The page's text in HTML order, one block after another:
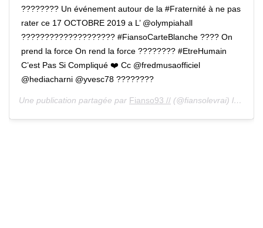
???????? Un événement autour de la #Fraternité à ne pas
rater ce 17 OCTOBRE 2019 a L’ @olympiahall
???????????????????? #FiansoCarteBlanche ???? On
prend la force On rend la force ???????? #EtreHumain
C’est Pas Si Compliqué ❤️ Cc @fredmusaofficiel
@hediacharni @yvesc78 ????????
Une publication partagée par Fianso93 // (@fiansolevrai) le 11 Mars 2019 à 7 :21 PDT